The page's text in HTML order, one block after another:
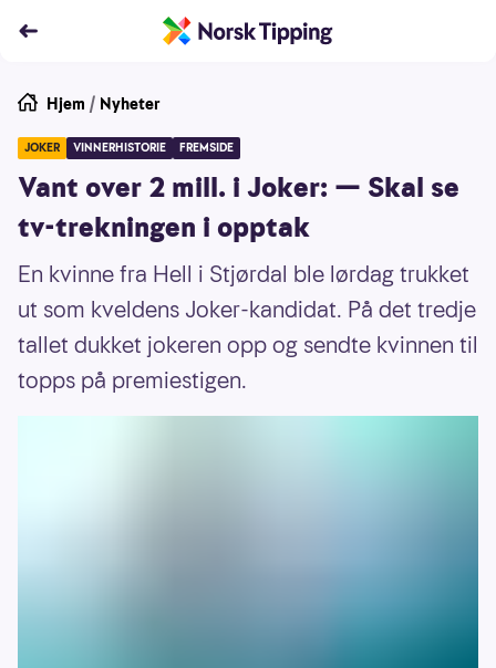
Hjem / Nyheter
JOKER VINNERHISTORIE FREMSIDE
Vant over 2 mill. i Joker: — Skal se
tv-trekningen i opptak
En kvinne fra Hell i Stjørdal ble lørdag trukket
ut som kveldens Joker-kandidat. På det tredje
tallet dukket jokeren opp og sendte kvinnen til
topps på premiestigen.